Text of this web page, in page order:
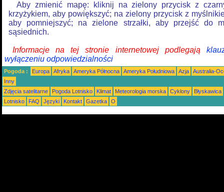
Aby zmienić mapę: kliknij na zielony przycisk z
krzyżykiem, aby powiększyć; na zielony przycisk z
aby pomniejszyć; na zielone strzałki, aby przejść do
sąsiednich.
Informacje na tej stronie internetowej podlegają
wyłączeniu odpowiedzialności
Pogoda : Europa Afryka Ameryka Północna Ameryka Południowa Azja
Australia-
Inny
Zdjęcia satelitarne
Pogoda Lotnisko Klimat Meteorologia morska Cyklony
Błyskawica
Lotnisko
FAQ Języki Kontakt Gazetka O